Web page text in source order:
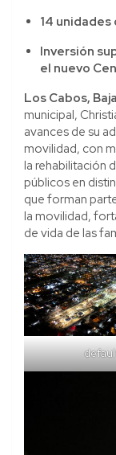
14
Inversión
el nuevo
Los Cabos,
municipal,
avances de su
movilidad, con
la rehabilitación
públicos en
que forman
la movilidad,
de vida de las